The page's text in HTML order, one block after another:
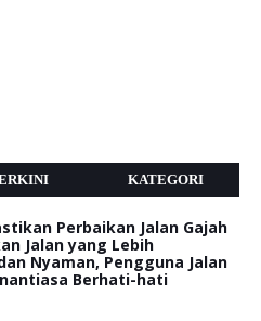
KATEGORI
Perbaikan Jalan Gajah
Jalan yang Lebih
Nyaman, Pengguna Jalan
Berhati-hati